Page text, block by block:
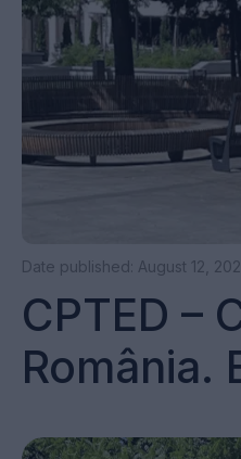
Date published: August 12,
CPTED –
România.